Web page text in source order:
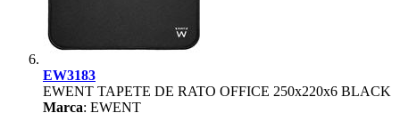
EW3183
EWENT TAPETE DE RATO OFFICE 250x220x6 BLACK
Marca: EWENT